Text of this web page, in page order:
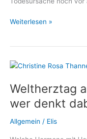
Weltherztag:
retten!
Weiterlesen »
Weltherztag
wer denkt
Allgemein / Elis